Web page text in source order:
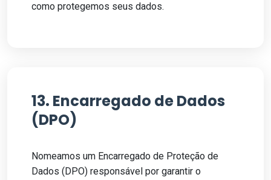
como protegemos seus dados.
13. Encarregado de Dados
(DPO)
Nomeamos um Encarregado de Proteção de
Dados (DPO) responsável por garantir o